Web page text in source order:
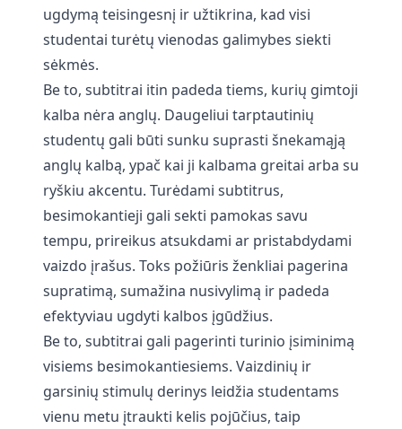
ugdymą teisingesnį ir užtikrina, kad visi
studentai turėtų vienodas galimybes siekti
sėkmės.
Be to, subtitrai itin padeda tiems, kurių gimtoji
kalba nėra anglų. Daugeliui tarptautinių
studentų gali būti sunku suprasti šnekamąją
anglų kalbą, ypač kai ji kalbama greitai arba su
ryškiu akcentu. Turėdami subtitrus,
besimokantieji gali sekti pamokas savu
tempu, prireikus atsukdami ar pristabdydami
vaizdo įrašus. Toks požiūris ženkliai pagerina
supratimą, sumažina nusivylimą ir padeda
efektyviau ugdyti kalbos įgūdžius.
Be to, subtitrai gali pagerinti turinio įsiminimą
visiems besimokantiesiems. Vaizdinių ir
garsinių stimulų derinys leidžia studentams
vienu metu įtraukti kelis pojūčius, taip